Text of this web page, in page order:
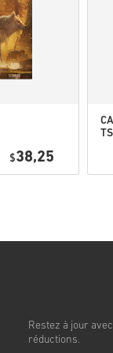
$38,25
Restez à jour
réductions.